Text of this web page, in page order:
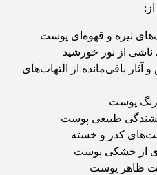
تیره و قهوه‌ای پوست
ناشی از نور خورشید
باقی‌مانده از التهاب‌های
پوست
طبیعی پوست
کدر و خسته
از خشکی پوست
ظاهر پوست